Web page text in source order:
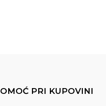
PRI KUPOVINI